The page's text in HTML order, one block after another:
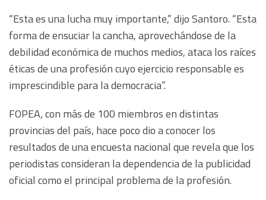
“Esta es una lucha muy importante,” dijo Santoro. “Esta
forma de ensuciar la cancha, aprovechándose de la
debilidad económica de muchos medios, ataca los raíces
éticas de una profesión cuyo ejercicio responsable es
imprescindible para la democracia”.
FOPEA, con más de 100 miembros en distintas
provincias del país, hace poco dio a conocer los
resultados de una encuesta nacional que revela que los
periodistas consideran la dependencia de la publicidad
oficial como el principal problema de la profesión.